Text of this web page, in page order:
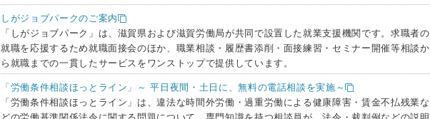
しがジョブパークのご案内
「しがジョブパーク」は、滋賀県および滋賀労働局が共同で設置した就業支援機関です。求職者の
就職を応援するため就職面接会のほか、職業相談・履歴書添削・面接練習・セミナー開催等相談か
ら就職までの一貫したサービスをワンストップで提供しています。
「労働条件相談ほっとライン」～ 平日夜間・土日に、無料の電話相談を実施～
「労働条件相談ほっとライン」は、違法な時間外労働・過重労働による健康障害・賃金不払残業な